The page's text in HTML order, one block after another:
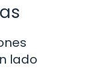
lado